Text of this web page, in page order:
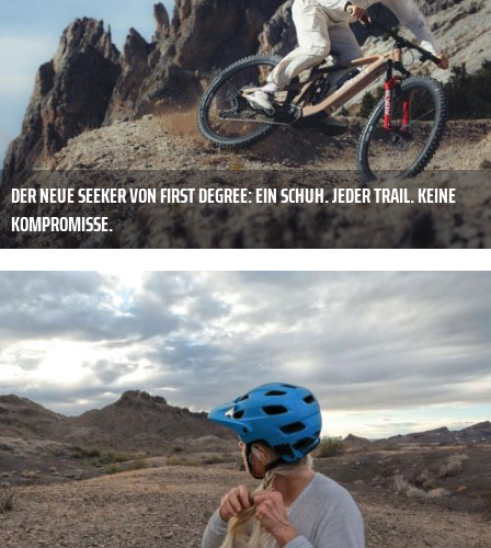
DER NEUE SEEKER VON FIRST DEGREE: EIN SCHUH. JEDER TRAIL. KEINE
KOMPROMISSE.